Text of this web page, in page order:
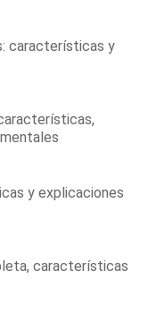
características y
y explicaciones
características